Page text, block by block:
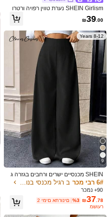
l***b
loved them
mind enjoythe
throughthereviewsheretheyhelp
alot.Cheers
.
8***4
タリ。裏ボアがまぁまぁ分厚い。
ようで、なかなか出番なしです
持ちよくてお気に入り。寒い日
うです。ウエストのお花はいら
しできるので、娘が遊びで使って
ます。
פרטי המוצר
חומר: תערובות כותנה
הרכב: 61.4% פוליאסטר, 34.7% כותנה, 3.9% אלסטיין
הצג
Flagship Store
4.93 194K עוקבים
4.93 194K עוקבים
SHEIN Girlism נערת טווין רפויה ורטרו
בצבע אחיד פשוט רגל ישרה מכנסיים גבו
הים מותניים עם עיצוב כיס
₪39.00
8-12 Years
9
SHEIN מכנסיים ישרים ורחבים בגזרה ג
בוהה ונוחה לבנות, קז'ואל ואופנתי לבנו
ת, מתאים ללבוש יומיומי, צבע שחור
6# רבי מכר
90+ נמכר
₪37 .78
%3
2 ימים אחרונים
משוער